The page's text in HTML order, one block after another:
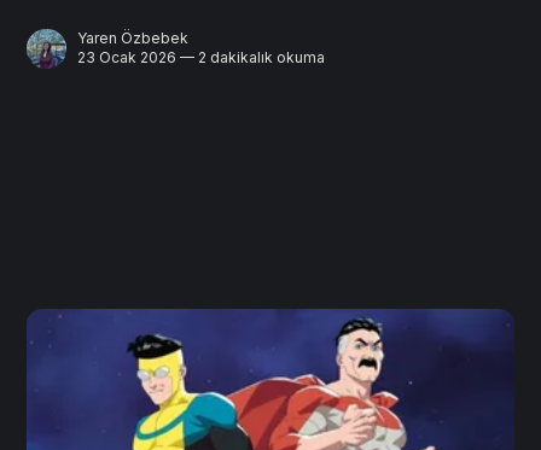
Yaren Özbebek
23 Ocak 2026 — 2 dakikalık okuma